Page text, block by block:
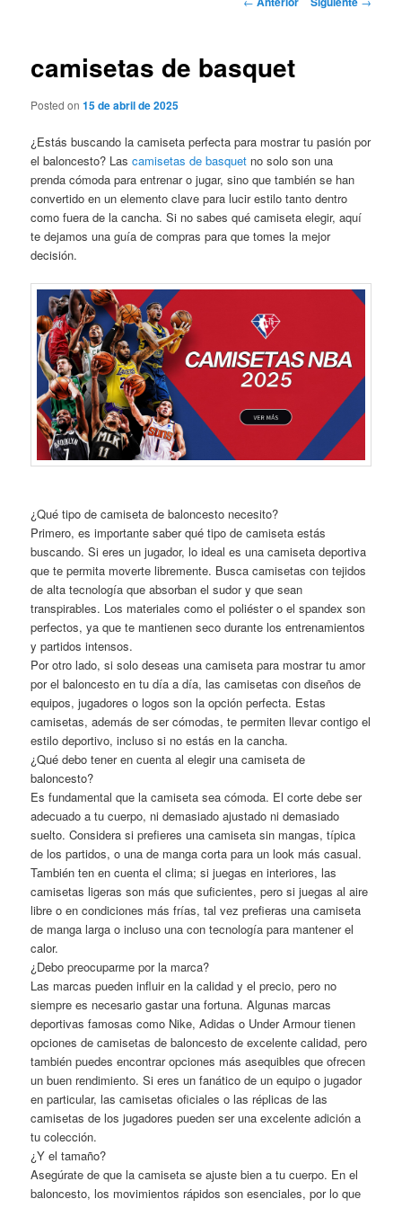
camisetas de basquet
Posted on15 de abril de 2025
¿Estás buscando la camiseta perfecta para mostrar tu pasión por
el baloncesto? Lascamisetas de basquet no solo son una
prenda cómoda para entrenar o jugar, sino que también se han
convertido en un elemento clave para lucir estilo tanto dentro
como fuera de la cancha. Si no sabes qué camiseta elegir, aquí
te dejamos una guía de compras para que tomes la mejor
decisión.
¿Qué tipo de camiseta de baloncesto necesito?
Primero, es importante saber qué tipo de camiseta estás
buscando. Si eres un jugador, lo ideal es una camiseta deportiva
que te permita moverte libremente. Busca camisetas con tejidos
de alta tecnología que absorban el sudor y que sean
transpirables. Los materiales como el poliéster o el spandex son
perfectos, ya que te mantienen seco durante los entrenamientos
y partidos intensos.
Por otro lado, si solo deseas una camiseta para mostrar tu amor
por el baloncesto en tu día a día, las camisetas con diseños de
equipos, jugadores o logos son la opción perfecta. Estas
camisetas, además de ser cómodas, te permiten llevar contigo el
estilo deportivo, incluso si no estás en la cancha.
¿Qué debo tener en cuenta al elegir una camiseta de
baloncesto?
Es fundamental que la camiseta sea cómoda. El corte debe ser
adecuado a tu cuerpo, ni demasiado ajustado ni demasiado
suelto. Considera si prefieres una camiseta sin mangas, típica
de los partidos, o una de manga corta para un look más casual.
También ten en cuenta el clima; si juegas en interiores, las
camisetas ligeras son más que suficientes, pero si juegas al aire
libre o en condiciones más frías, tal vez prefieras una camiseta
de manga larga o incluso una con tecnología para mantener el
calor.
¿Debo preocuparme por la marca?
Las marcas pueden influir en la calidad y el precio, pero no
siempre es necesario gastar una fortuna. Algunas marcas
deportivas famosas como Nike, Adidas o Under Armour tienen
opciones de camisetas de baloncesto de excelente calidad, pero
también puedes encontrar opciones más asequibles que ofrecen
un buen rendimiento. Si eres un fanático de un equipo o jugador
en particular, las camisetas oficiales o las réplicas de las
camisetas de los jugadores pueden ser una excelente adición a
tu colección.
¿Y el tamaño?
Asegúrate de que la camiseta se ajuste bien a tu cuerpo. En el
baloncesto, los movimientos rápidos son esenciales, por lo que